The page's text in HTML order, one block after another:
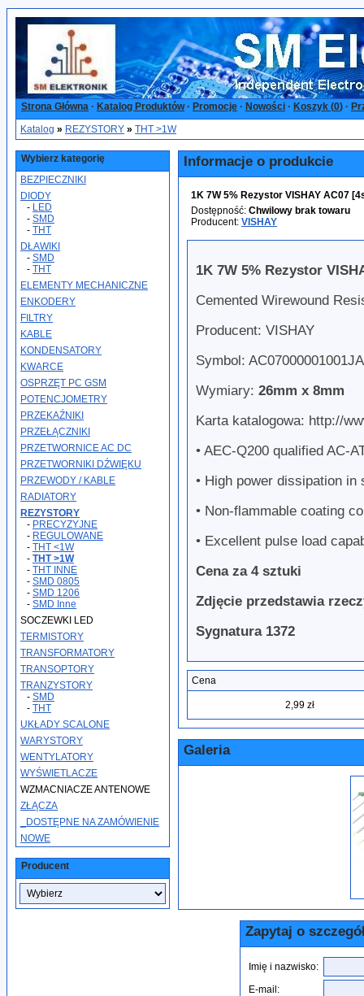
Strona Główna · Katalog Produktów· Promocje · Nowości · Koszyk (0) ·
Katalog » REZYSTORY » THT >1W
Wybierz kategorię
BEZPIECZNIKI
DIODY
- LED
- SMD
- THT
DŁAWIKI
- SMD
- THT
ELEMENTY MECHANICZNE
ENKODERY
FILTRY
KABLE
KONDENSATORY
KWARCE
OSPRZĘT PC GSM
POTENCJOMETRY
PRZEKAŹNIKI
PRZEŁĄCZNIKI
PRZETWORNICE AC DC
PRZETWORNIKI DŹWIĘKU
PRZEWODY / KABLE
RADIATORY
REZYSTORY
- PRECYZYJNE
- REGULOWANE
- THT <1W
- THT >1W
- THT INNE
- SMD 0805
- SMD 1206
- SMD Inne
SOCZEWKI LED
TERMISTORY
TRANSFORMATORY
TRANSOPTORY
TRANZYSTORY
- SMD
- THT
UKŁADY SCALONE
WARYSTORY
WENTYLATORY
WYŚWIETLACZE
WZMACNIACZE ANTENOWE
ZŁĄCZA
_DOSTĘPNE NA ZAMÓWIENIE
NOWE
Producent
Informacje o produkcie
1K 7W 5% Rezystor VISHAY AC07
Dostępność: Chwilowy brak towaru
Producent: VISHAY
1K 7W 5% Rezystor
Cemented Wirewound
Producent: VISHAY
Symbol:
Wymiary: 26mm x 8mm
Karta katalogowa: http://
• AEC-Q200 qualified AC-
• High power dissipation in
• Non-flammable coating
• Excellent pulse load
Cena za 4 sztuki
Zdjęcie przedstawia
Sygnatura 1372
Cena
2,99 zł
Galeria
Zapytaj o
Imię i nazwisko:
E-mail: